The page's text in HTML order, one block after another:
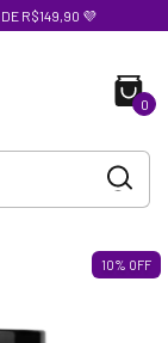
R$149,90 💜
0
10% OFF